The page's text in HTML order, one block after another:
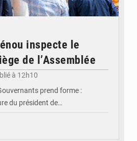
inspecte le
de l’Assemblée
à 12h10
prend forme :
du président de…